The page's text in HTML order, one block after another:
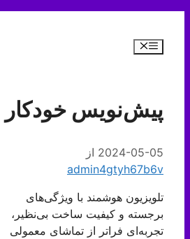
فهرست
پیش‌نویس خودکار
2024-05-05 از
admin4gtyh67b6v
تلویزیون هوشمند با ویژگی‌های
برجسته و کیفیت ساخت بی‌نظیر،
تجربه‌ای فراتر از تماشای معمولی